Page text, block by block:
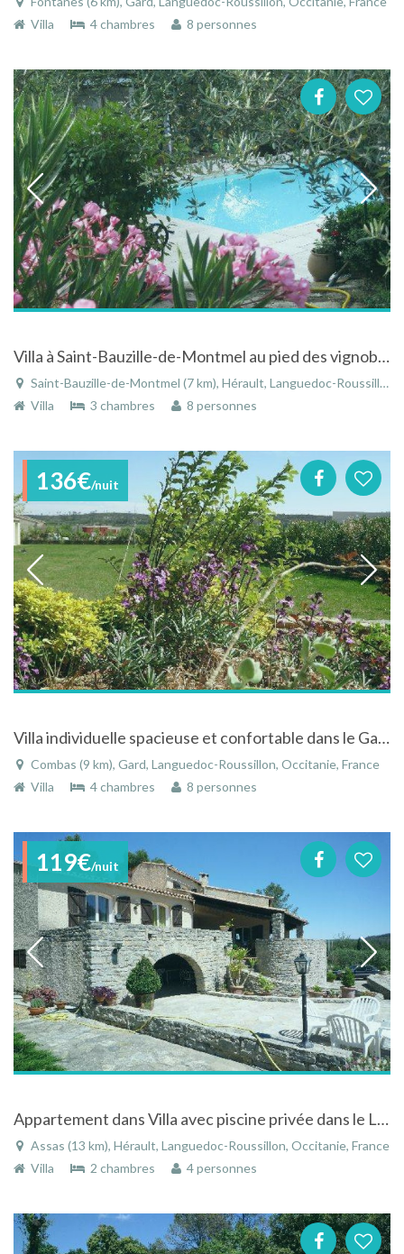
Villa
4 chambres 8 personnes
Villa à Saint-Bauzille-de-Montmel au pied des vignobles du pic sait loup avec piscine
Saint-Bauzille-de-Montmel (7 km), Hérault, Languedoc-Roussillon, Occitanie, France
Villa
3 chambres 8 personnes
136€/nuit
Villa individuelle spacieuse et confortable dans le Gard entre mer et montagne
Combas (9 km), Gard, Languedoc-Roussillon, Occitanie, France
Villa
4 chambres 8 personnes
119€/nuit
Appartement dans Villa avec piscine privée dans le Languedoc-Roussillon
Assas (13 km), Hérault, Languedoc-Roussillon, Occitanie, France
Villa
2 chambres 4 personnes